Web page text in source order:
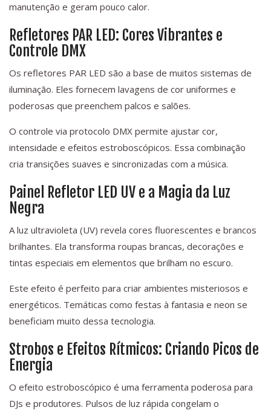
manutenção e geram pouco calor.
Refletores PAR LED: Cores Vibrantes e
Controle DMX
Os refletores PAR LED são a base de muitos sistemas de
iluminação. Eles fornecem lavagens de cor uniformes e
poderosas que preenchem palcos e salões.
O controle via protocolo DMX permite ajustar cor,
intensidade e efeitos estroboscópicos. Essa combinação
cria transições suaves e sincronizadas com a música.
Painel Refletor LED UV e a Magia da Luz
Negra
A luz ultravioleta (UV) revela cores fluorescentes e brancos
brilhantes. Ela transforma roupas brancas, decorações e
tintas especiais em elementos que brilham no escuro.
Este efeito é perfeito para criar ambientes misteriosos e
energéticos. Temáticas como festas à fantasia e neon se
beneficiam muito dessa tecnologia.
Strobos e Efeitos Rítmicos: Criando Picos de
Energia
O efeito estroboscópico é uma ferramenta poderosa para
DJs e produtores. Pulsos de luz rápida congelam o